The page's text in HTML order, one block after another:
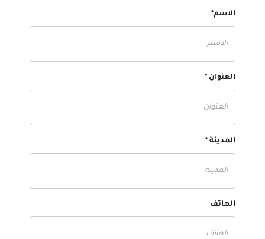
الاسم*
العنوان *
المدينة *
الهاتف